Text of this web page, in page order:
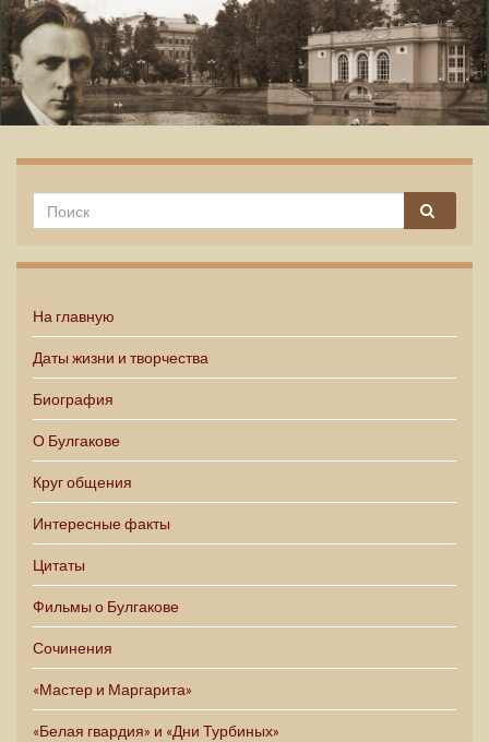
На главную
Даты жизни и творчества
Биография
О Булгакове
Круг общения
Интересные факты
Цитаты
Фильмы о Булгакове
Сочинения
«Мастер и Маргарита»
«Белая гвардия» и «Дни Турбиных»